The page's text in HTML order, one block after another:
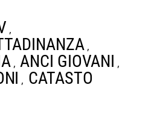
,
,
, ANCI GIOVANI ,
, CATASTO